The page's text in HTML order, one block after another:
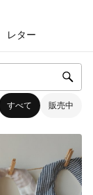
レター
すべて 販売中